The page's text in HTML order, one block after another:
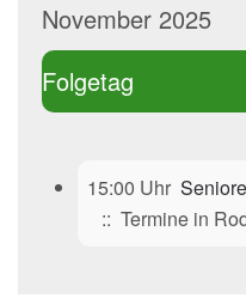
November 2025
Folgetag
15:00 Uhr
:: Termine in